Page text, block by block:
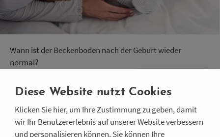
Wann ist der Beckenboden nach der Geburt wieder
normal?
Beckenbodenmuskulatur
und somit auch
Harninkontinenz-Problemenzu kämpfen. Dies kann
erheblich die Lebensqualität beeinträchtigen und bis hin
zuDepressionenundsozialem Rückzugführen. Deshalb
ist es besonders wichtig, nach der Geburt denFREE-EMS jetzt
Diese Website nutzt Cookies
Klicken Sie hier, um Ihre Zustimmung zu geben, damit
wir Ihr Benutzererlebnis auf unserer Website verbessern
und personalisieren können. Sie können Ihre